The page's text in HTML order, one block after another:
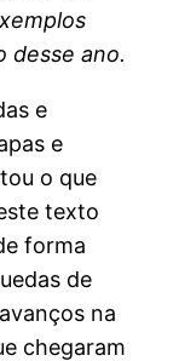
desse ano.
e
e
o que
texto
forma
de
na
chegaram